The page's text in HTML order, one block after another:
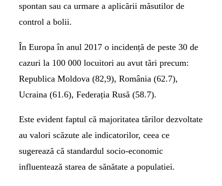
spontan sau ca urmare a aplicării măsutilor de
control a bolii.
În Europa în anul 2017 o incidență de peste 30 de
cazuri la 100 000 locuitori au avut tări precum:
Republica Moldova (82,9), România (62.7),
Ucraina (61.6), Federația Rusă (58.7).
Este evident faptul că majoritatea tărilor dezvoltate
au valori scăzute ale indicatorilor, ceea ce
sugerează că standardul socio-economic
influentează starea de sănătate a populatiei.